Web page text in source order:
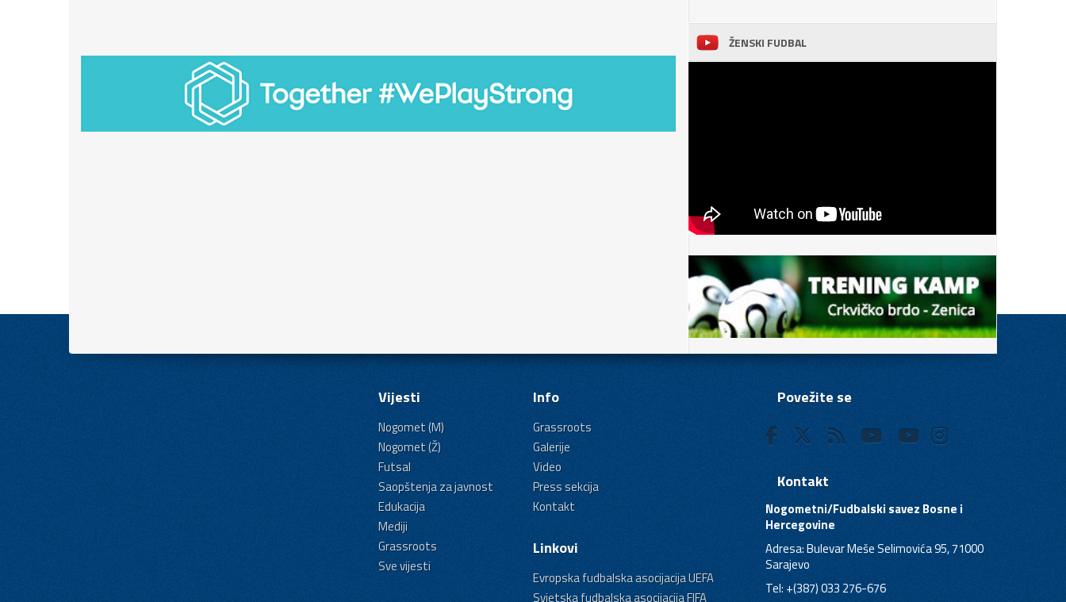
ŽENSKI FUDBAL
Vijesti
Nogomet (M)
Nogomet (Ž)
Futsal
Saopštenja za javnost
Edukacija
Mediji
Grassroots
Sve vijesti
Info
Grassroots
Galerije
Video
Press sekcija
Kontakt
Linkovi
Evropska fudbalska asocijacija UEFA
Svjetska fudbalska asocijacija FIFA
Povežite se
Kontakt
Nogometni/Fudbalski savez Bosne i
Hercegovine
Adresa: Bulevar Meše Selimovića 95, 71000
Sarajevo
Tel: +(387) 033 276-676